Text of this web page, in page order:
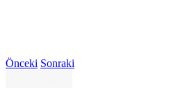
Önceki Sonraki